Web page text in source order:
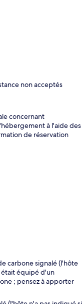
non acceptés
concernant
à l'aide des
de réservation
carbone signalé (l'hôte
équipé d'un
; pensez à apporter